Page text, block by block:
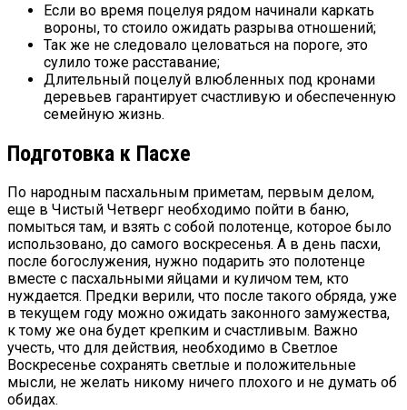
Если во время поцелуя рядом начинали каркать
вороны, то стоило ожидать разрыва отношений;
Так же не следовало целоваться на пороге, это
сулило тоже расставание;
Длительный поцелуй влюбленных под кронами
деревьев гарантирует счастливую и обеспеченную
семейную жизнь.
Подготовка к Пасхе
По народным пасхальным приметам, первым делом,
еще в Чистый Четверг необходимо пойти в баню,
помыться там, и взять с собой полотенце, которое было
использовано, до самого воскресенья. А в день пасхи,
после богослужения, нужно подарить это полотенце
вместе с пасхальными яйцами и куличом тем, кто
нуждается. Предки верили, что после такого обряда, уже
в текущем году можно ожидать законного замужества,
к тому же она будет крепким и счастливым. Важно
учесть, что для действия, необходимо в Светлое
Воскресенье сохранять светлые и положительные
мысли, не желать никому ничего плохого и не думать об
обидах.